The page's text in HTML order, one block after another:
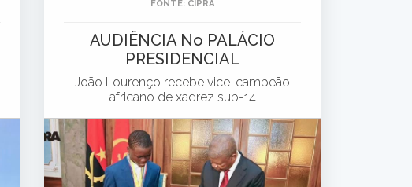
FONTE: CIPRA
AUDIÊNCIA No PALÁCIO
PRESIDENCIAL
João Lourenço recebe vice-campeão
africano de xadrez sub-14